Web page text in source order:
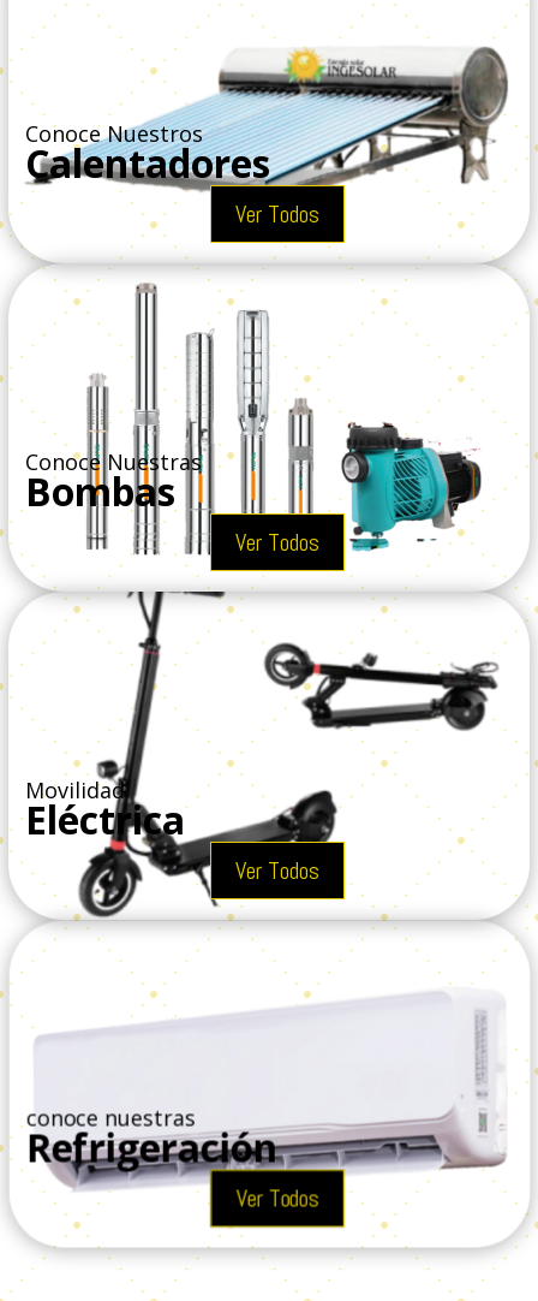
Conoce Nuestros
Calentadores
Ver Todos
Conoce Nuestras
Bombas
Ver Todos
Movilidad
Eléctrica
Ver Todos
conoce nuestras
Refrigeración
Ver Todos